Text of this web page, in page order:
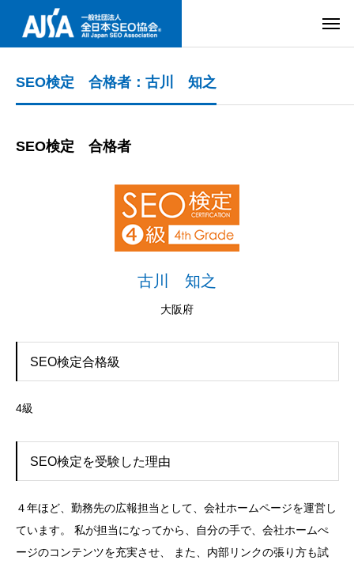
SEO検定 合格者：古川 知之
SEO検定 合格者
古川 知之
大阪府
SEO検定合格級
4級
SEO検定を受験した理由
４年ほど、勤務先の広報担当として、会社ホームページを運営し
ています。 私が担当になってから、自分の手で、会社ホームぺ
ージのコンテンツを充実させ、 また、内部リンクの張り方も試